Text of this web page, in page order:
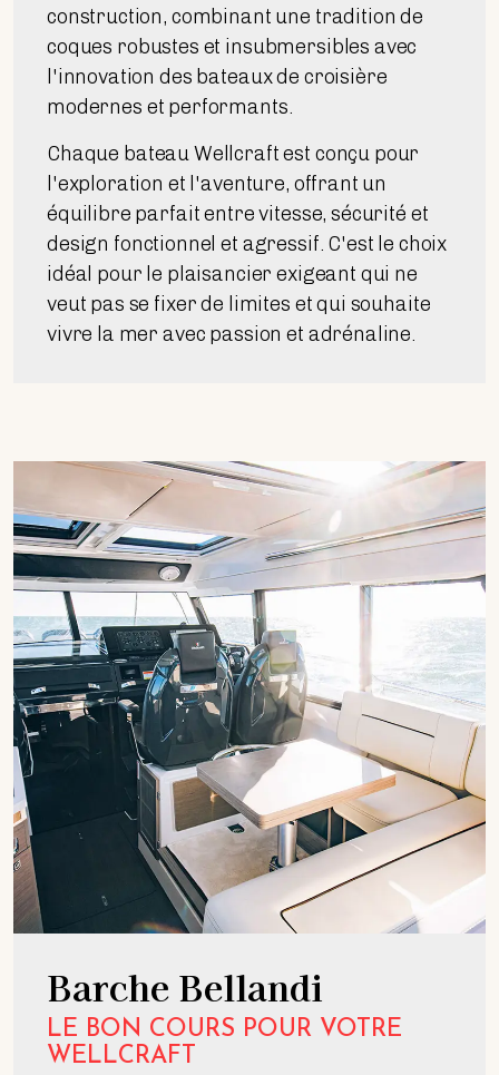
construction, combinant une tradition de
coques robustes et insubmersibles avec
l'innovation des bateaux de croisière
modernes et performants.
Chaque bateau Wellcraft est conçu pour
l'exploration et l'aventure, offrant un
équilibre parfait entre vitesse, sécurité et
design fonctionnel et agressif. C'est le choix
idéal pour le plaisancier exigeant qui ne
veut pas se fixer de limites et qui souhaite
vivre la mer avec passion et adrénaline.
Barche Bellandi
LE BON COURS POUR VOTRE
WELLCRAFT